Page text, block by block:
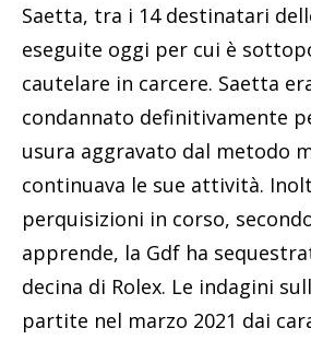
Saetta, tra i 14 destinatari
eseguite oggi per cui è
cautelare in carcere. Saetta
condannato definitivamente
usura aggravato dal metodo
continuava le sue attività.
perquisizioni in corso,
apprende, la Gdf ha
decina di Rolex. Le indagini
partite nel marzo 2021 dai